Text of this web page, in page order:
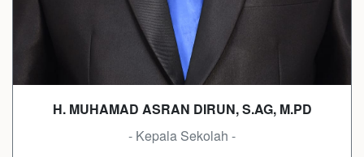
H. MUHAMAD ASRAN DIRUN, S.AG, M.PD
- Kepala Sekolah -